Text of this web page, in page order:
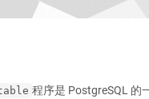
程序是 PostgreSQL 的